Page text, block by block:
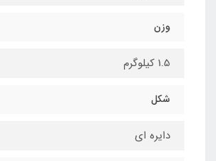
وزن
1.5 کیلوگرم
شکل
دایره ای